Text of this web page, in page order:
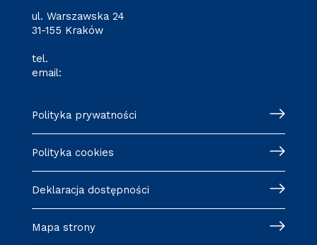
ul. Warszawska 24
31-155 Kraków
tel.
email:
Polityka prywatności
Polityka cookies
Deklaracja dostępności
Mapa strony